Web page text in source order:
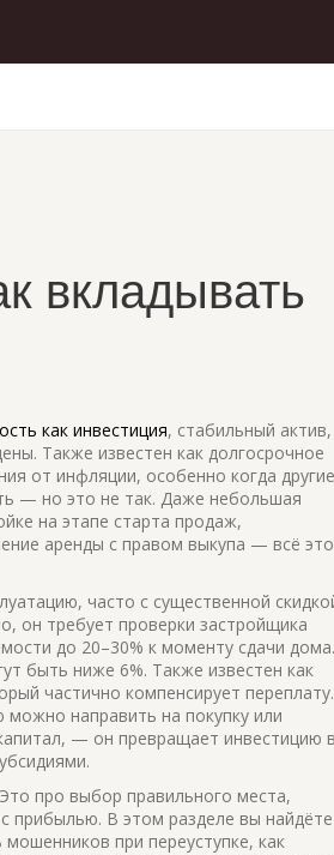
вкладывать
как инвестиция, стабильный актив,
. Также известен как долгосрочное
от инфляции, особенно когда другие
— но это не так. Даже небольшая
на этапе старта продаж,
аренды с правом выкупа — всё это
часто с существенной
, он требует проверки застройщика
до 20–30% к моменту сдачи дома.
быть ниже 6%. Также известен как
частично компенсирует переплату.
можно направить на покупку или
, — он превращает инвестицию в
про выбор правильного места,
прибылью. В этом разделе вы найдёте
при переуступке, как